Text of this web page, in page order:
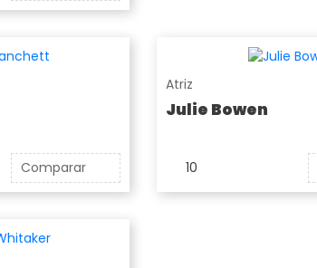
Comparar
Atriz
Julie Bowen
10